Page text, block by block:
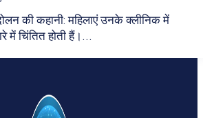
की कहानी: महिलाएं उनके क्लीनिक में
में चिंतित होती हैं।...